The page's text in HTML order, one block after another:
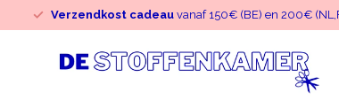
Verzendkost cadeauvanaf 150€ (BE) en 200€